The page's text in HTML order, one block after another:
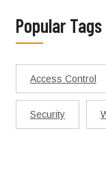
Popular Tags
Access Control
Security